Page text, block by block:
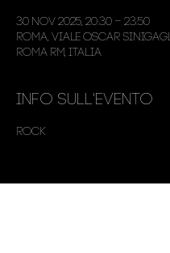
30 nov 2025, 20:30 – 23:50
Roma, Viale Oscar
Roma RM, Italia
Info sull'evento
Rock